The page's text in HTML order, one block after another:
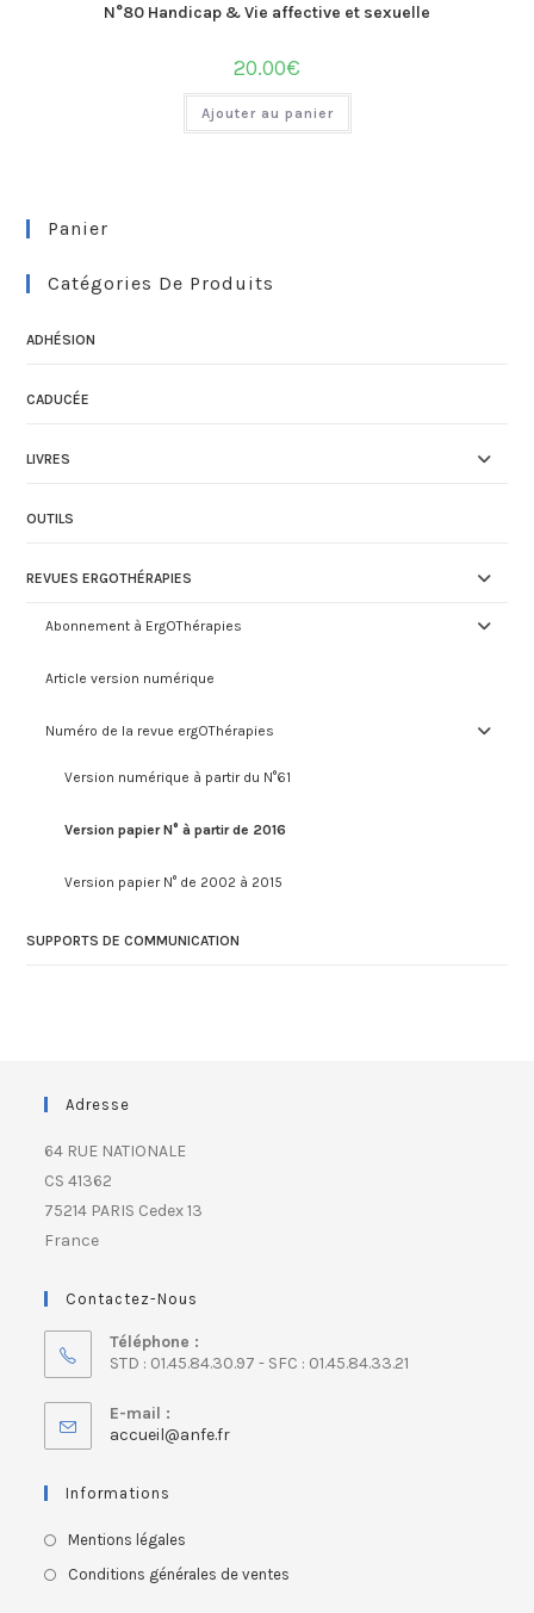
N°80 Handicap & Vie affective et sexuelle
20.00€
Ajouter au panier
Panier
Catégories De Produits
ADHÉSION
CADUCÉE
LIVRES
OUTILS
REVUES ERGOTHÉRAPIES
Abonnement à ErgOThérapies
Article version numérique
Numéro de la revue ergOThérapies
Version numérique à partir du N°61
Version papier N° à partir de 2016
Version papier N° de 2002 à 2015
SUPPORTS DE COMMUNICATION
Adresse
64 RUE NATIONALE
CS 41362
75214 PARIS Cedex 13
France
Contactez-Nous
Téléphone :
STD : 01.45.84.30.97 - SFC : 01.45.84.33.21
E-mail :
accueil@anfe.fr
Informations
Mentions légales
Conditions générales de ventes